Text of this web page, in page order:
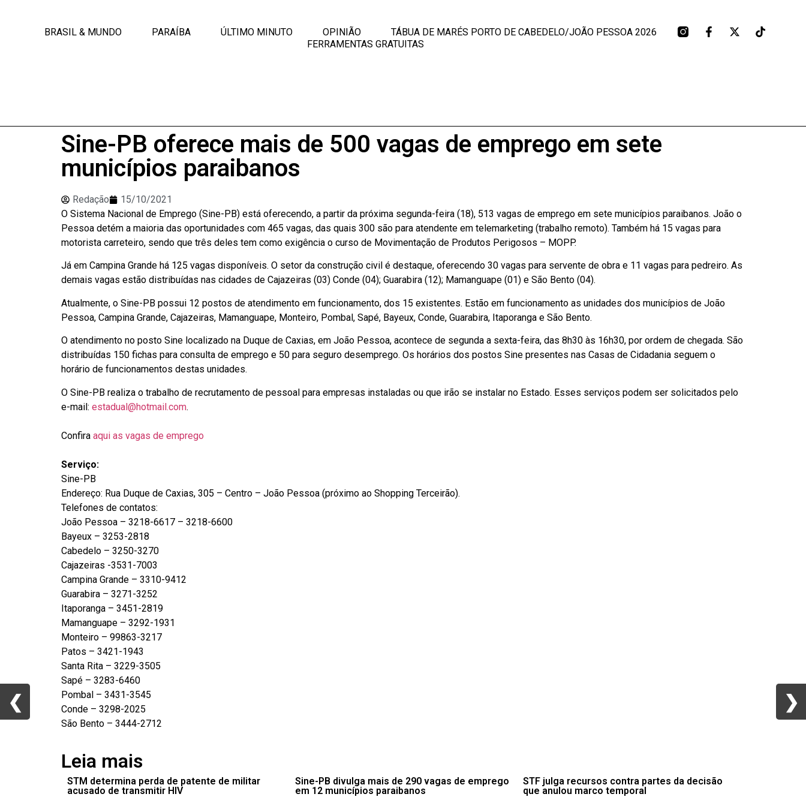
BRASIL & MUNDO PARAÍBA ÚLTIMO MINUTO OPINIÃO
TÁBUA DE MARÉS PORTO DE CABEDELO/JOÃO PESSOA 2026
FERRAMENTAS GRATUITAS
Sine-PB oferece mais de 500 vagas de emprego em sete
municípios paraibanos
Redação
15/10/2021
O Sistema Nacional de Emprego (Sine-PB) está oferecendo, a partir da próxima segunda-feira (18), 513 vagas de emprego em sete municípios paraibanos. João o
Pessoa detém a maioria das oportunidades com 465 vagas, das quais 300 são para atendente em telemarketing (trabalho remoto). Também há 15 vagas para
motorista carreteiro, sendo que três deles tem como exigência o curso de Movimentação de Produtos Perigosos – MOPP.
Já em Campina Grande há 125 vagas disponíveis. O setor da construção civil é destaque, oferecendo 30 vagas para servente de obra e 11 vagas para pedreiro. As
demais vagas estão distribuídas nas cidades de Cajazeiras (03) Conde (04); Guarabira (12); Mamanguape (01) e São Bento (04).
Atualmente, o Sine-PB possui 12 postos de atendimento em funcionamento, dos 15 existentes. Estão em funcionamento as unidades dos municípios de João
Pessoa, Campina Grande, Cajazeiras, Mamanguape, Monteiro, Pombal, Sapé, Bayeux, Conde, Guarabira, Itaporanga e São Bento.
O atendimento no posto Sine localizado na Duque de Caxias, em João Pessoa, acontece de segunda a sexta-feira, das 8h30 às 16h30, por ordem de chegada. São
distribuídas 150 fichas para consulta de emprego e 50 para seguro desemprego. Os horários dos postos Sine presentes nas Casas de Cidadania seguem o
horário de funcionamentos destas unidades.
O Sine-PB realiza o trabalho de recrutamento de pessoal para empresas instaladas ou que irão se instalar no Estado. Esses serviços podem ser solicitados pelo
e-mail: estadual@hotmail.com.
Confira aqui as vagas de emprego
Serviço:
Sine-PB
Endereço: Rua Duque de Caxias, 305 – Centro – João Pessoa (próximo ao Shopping Terceirão).
Telefones de contatos:
João Pessoa – 3218-6617 – 3218-6600
Bayeux – 3253-2818
Cabedelo – 3250-3270
Cajazeiras -3531-7003
Campina Grande – 3310-9412
Guarabira – 3271-3252
Itaporanga – 3451-2819
Mamanguape – 3292-1931
Monteiro – 99863-3217
Patos – 3421-1943
Santa Rita – 3229-3505
Sapé – 3283-6460
Pombal – 3431-3545
Conde – 3298-2025
São Bento – 3444-2712
Leia mais
STM determina perda de patente de militar
acusado de transmitir HIV
Sine-PB divulga mais de 290 vagas de emprego
em 12 municípios paraibanos
STF julga recursos contra partes da decisão
que anulou marco temporal
❮ ❯
❮ ❯